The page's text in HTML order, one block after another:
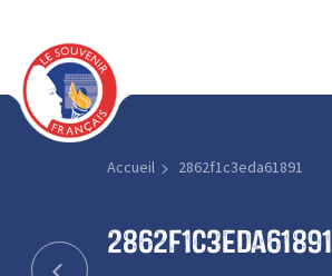
Accueil 2862f1c3eda61891
2862f1c3eda61891